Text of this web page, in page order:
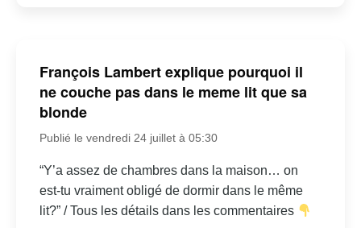
François Lambert explique pourquoi il
ne couche pas dans le meme lit que sa
blonde
Publié le vendredi 24 juillet à 05:30
“Y’a assez de chambres dans la maison… on
est-tu vraiment obligé de dormir dans le même
lit?” / Tous les détails dans les commentaires